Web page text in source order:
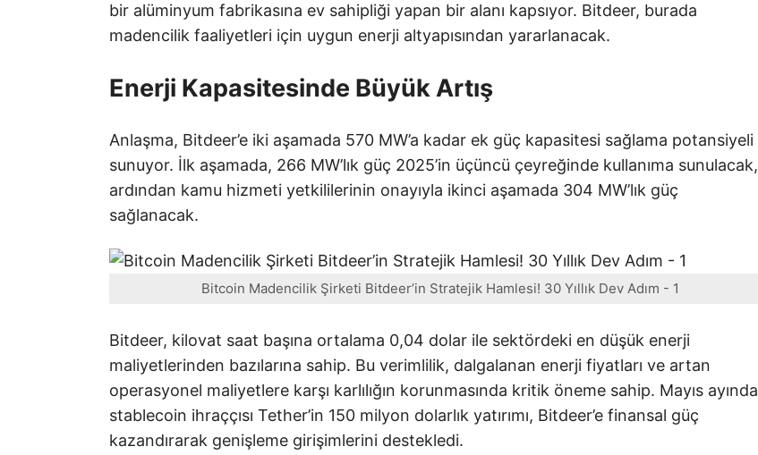
bir alüminyum fabrikasına ev sahipliği yapan bir alanı kapsıyor. Bitdeer, burada
madencilik faaliyetleri için uygun enerji altyapısından yararlanacak.
Enerji Kapasitesinde Büyük Artış
Anlaşma, Bitdeer’e iki aşamada 570 MW’a kadar ek güç kapasitesi sağlama potansiyeli
sunuyor. İlk aşamada, 266 MW’lık güç 2025’in üçüncü çeyreğinde kullanıma sunulacak,
ardından kamu hizmeti yetkililerinin onayıyla ikinci aşamada 304 MW’lık güç
sağlanacak.
Bitcoin Madencilik Şirketi Bitdeer’in Stratejik Hamlesi! 30 Yıllık Dev Adım - 1
Bitdeer, kilovat saat başına ortalama 0,04 dolar ile sektördeki en düşük enerji
maliyetlerinden bazılarına sahip. Bu verimlilik, dalgalanan enerji fiyatları ve artan
operasyonel maliyetlere karşı karlılığın korunmasında kritik öneme sahip. Mayıs ayında
stablecoin ihraççısı Tether’in 150 milyon dolarlık yatırımı, Bitdeer’e finansal güç
kazandırarak genişleme girişimlerini destekledi.